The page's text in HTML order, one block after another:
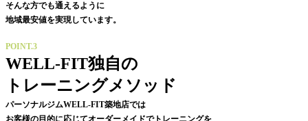
そんな方でも通えるように
地域最安値を実現しています。
POINT.3
WELL-FIT独自の
トレーニングメソッド
パーソナルジムWELL-FIT築地店では
お客様の目的に応じてオーダーメイドでトレーニングを